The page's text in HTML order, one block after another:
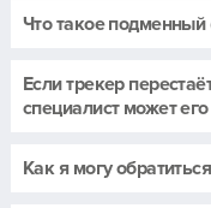
Что такое
Если трекер
специалист может его
Как я могу